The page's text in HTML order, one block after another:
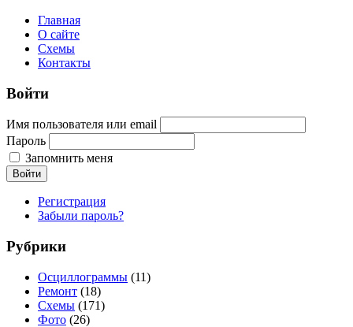
Главная
О сайте
Схемы
Контакты
Войти
Имя пользователя или email
Пароль
Запомнить меня
Войти
Регистрация
Забыли пароль?
Рубрики
Осциллограммы (11)
Ремонт (18)
Схемы (171)
Фото (26)